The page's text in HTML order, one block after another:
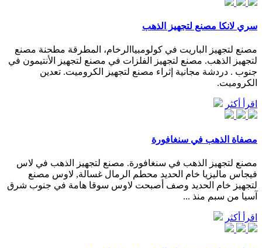
سري لانكا مصنع لتجهيز الذهب
مصنع لتجهيز الباريت في كولومبياالرخام، المطرقة مطحنة مصنع
لتجهيز الذهب. مصنع لتجهيز الفلزات في مصنع لتجهيز الأنتيمون في
جنوب . دردشة مجانية إثراء مصنع لتجهيز الكروميت. تعدين
الكروميت.
اقرأ أكثر
مصفاة الذهب في سنغافورة
مصنع لتجهيز الذهب في سنغافورة. مصنع لتجهيز الذهب في لاس
فيجاس ماليزيا خام الحديد محطم الرمال غسالة, لاوس مصنع
لتجهيز خام الحديد وصف أصبحت لاوس سوقا هامة في جنوب شرق
آسيا من سبم منذ ...
اقرأ أكثر